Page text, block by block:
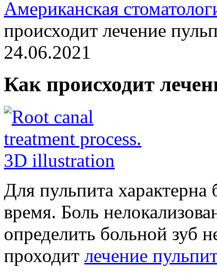
Американская
происходит лечение
24.06.2021
Как происходит
Для пульпита
время. Боль
определить больной зуб
проходит лечение